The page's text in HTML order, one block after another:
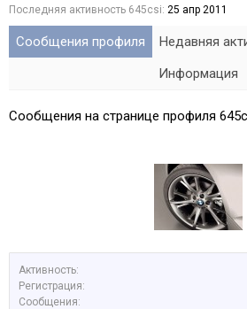
Активность:
Регистрация:
Сообщения:
Последняя активность 645csi: 25 апр 2011
Сообщения профиля Недавняя
Информация
Сообщения на странице профиля